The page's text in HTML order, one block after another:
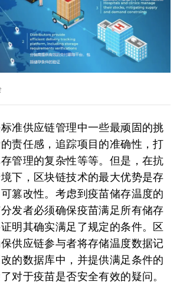
准供应链管理中一些最顽固的挑
责任感，追踪项目的准确性，打
管理的复杂性等等。但是，在抗
下，区块链技术的最大优势是存
篡改性。考虑到疫苗储存温度的
发者必须确保疫苗满足所有储存
明其确实满足了规定的条件。区
供应链参与者将存储温度数据记
的数据库中，并提供满足条件的
对于疫苗是否安全有效的疑问。